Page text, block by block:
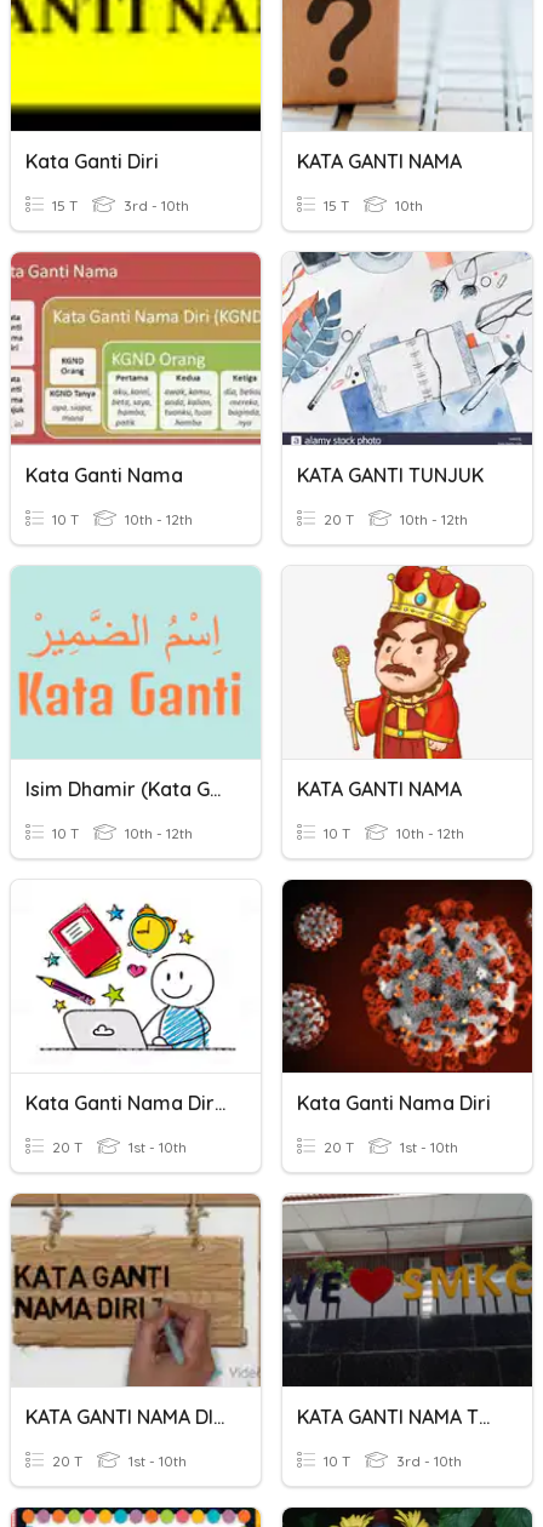
Kata Ganti Diri
15 T 3rd - 10th
KATA GANTI NAMA
15 T 10th
Kata Ganti Nama
10 T 10th - 12th
KATA GANTI TUNJUK
20 T 10th - 12th
Isim Dhamir (Kata Ganti)
10 T 10th - 12th
KATA GANTI NAMA
10 T 10th - 12th
Kata Ganti Nama Diri Tanya / Kata Ganti Nama Tunjuk
20 T 1st - 10th
Kata Ganti Nama Diri
20 T 1st - 10th
KATA GANTI NAMA DIRI
20 T 1st - 10th
KATA GANTI NAMA TEMPAT & KATA GANTI NAMA TUNJUK
10 T 3rd - 10th